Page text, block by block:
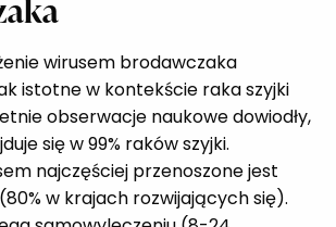
wirusem brodawczaka
istotne w kontekście raka szyjki
obserwacje naukowe dowiodły,
się w 99% raków szyjki.
najczęściej przenoszone jest
(80% w krajach rozwijających się).